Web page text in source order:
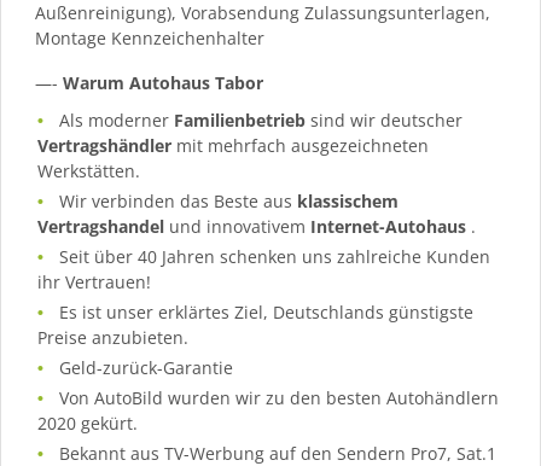
Außenreinigung), Vorabsendung Zulassungsunterlagen,
Montage Kennzeichenhalter
—- Warum Autohaus Tabor
Als moderner Familienbetrieb sind wir deutscher
Vertragshändler mit mehrfach ausgezeichneten
Werkstätten.
Wir verbinden das Beste aus klassischem
Vertragshandel und innovativem Internet-Autohaus .
Seit über 40 Jahren schenken uns zahlreiche Kunden
ihr Vertrauen!
Es ist unser erklärtes Ziel, Deutschlands günstigste
Preise anzubieten.
Geld-zurück-Garantie
Von AutoBild wurden wir zu den besten Autohändlern
2020 gekürt.
Bekannt aus TV-Werbung auf den Sendern Pro7, Sat.1